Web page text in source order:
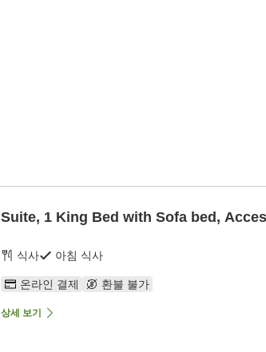
Suite, 1 King Bed with Sofa bed,
식사 아침 식사
온라인 결제 환불 불가
상세 보기